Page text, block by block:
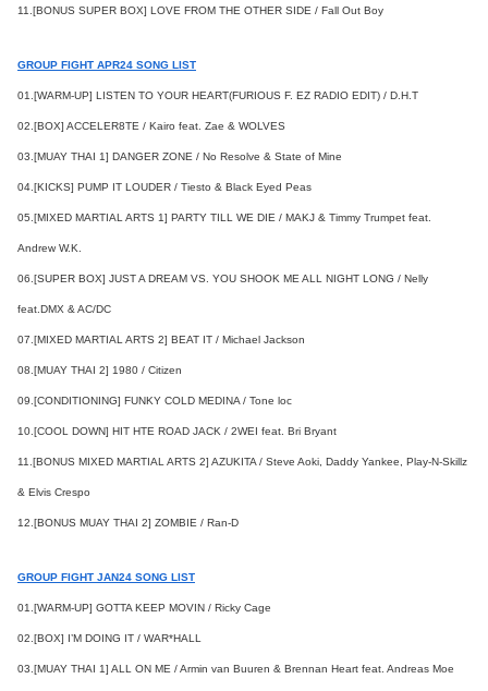
11.[BONUS SUPER BOX] LOVE FROM THE OTHER SIDE / Fall Out Boy
GROUP FIGHT APR24 SONG LIST
01.[WARM-UP] LISTEN TO YOUR HEART(FURIOUS F. EZ RADIO EDIT) / D.H.T
02.[BOX] ACCELER8TE / Kairo feat. Zae & WOLVES
03.[MUAY THAI 1] DANGER ZONE / No Resolve & State of Mine
04.[KICKS] PUMP IT LOUDER / Tiesto & Black Eyed Peas
05.[MIXED MARTIAL ARTS 1] PARTY TILL WE DIE / MAKJ & Timmy Trumpet feat.
Andrew W.K.
06.[SUPER BOX] JUST A DREAM VS. YOU SHOOK ME ALL NIGHT LONG / Nelly
feat.DMX & AC/DC
07.[MIXED MARTIAL ARTS 2] BEAT IT / Michael Jackson
08.[MUAY THAI 2] 1980 / Citizen
09.[CONDITIONING] FUNKY COLD MEDINA / Tone loc
10.[COOL DOWN] HIT HTE ROAD JACK / 2WEI feat. Bri Bryant
11.[BONUS MIXED MARTIAL ARTS 2] AZUKITA / Steve Aoki, Daddy Yankee, Play-N-Skillz
& Elvis Crespo
12.[BONUS MUAY THAI 2] ZOMBIE / Ran-D
GROUP FIGHT JAN24 SONG LIST
01.[WARM-UP] GOTTA KEEP MOVIN / Ricky Cage
02.[BOX] I’M DOING IT / WAR*HALL
03.[MUAY THAI 1] ALL ON ME / Armin van Buuren & Brennan Heart feat. Andreas Moe